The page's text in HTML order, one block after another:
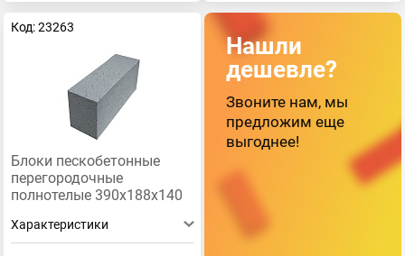
Код: 23263
Блоки пескобетонные
перегородочные
полнотелые 390x188x140
Характеристики
Нашли
дешевле?
Звоните нам, мы
предложим еще
выгоднее!